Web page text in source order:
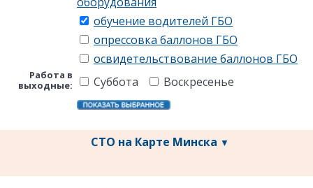
обучение водителей ГБО
опрессовка баллонов ГБО
освидетельствование баллонов ГБО
Работа в
выходные:
Суббота Воскресенье
СТО на Карте Минска ▼